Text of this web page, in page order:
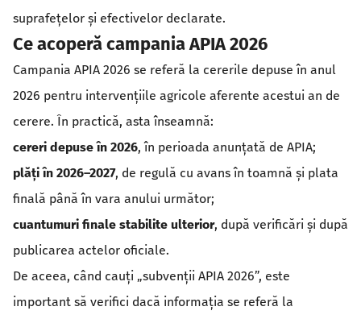
suprafețelor și efectivelor declarate.
Ce acoperă campania APIA 2026
Campania APIA 2026 se referă la cererile depuse în anul
2026 pentru intervențiile agricole aferente acestui an de
cerere. În practică, asta înseamnă:
cereri depuse în 2026, în perioada anunțată de APIA;
plăți în 2026–2027, de regulă cu avans în toamnă și plata
finală până în vara anului următor;
cuantumuri finale stabilite ulterior, după verificări și după
publicarea actelor oficiale.
De aceea, când cauți „subvenții APIA 2026”, este
important să verifici dacă informația se referă la